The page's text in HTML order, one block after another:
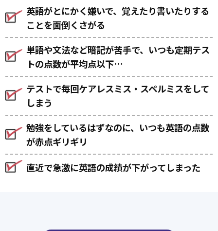
英語がとにかく嫌いで、覚えたり書いたりする
ことを面倒くさがる
単語や文法など暗記が苦手で、いつも定期テス
トの点数が平均点以下…
テストで毎回ケアレスミス・スペルミスをして
しまう
勉強をしているはずなのに、いつも英語の点数
が赤点ギリギリ
直近で急激に英語の成績が下がってしまった